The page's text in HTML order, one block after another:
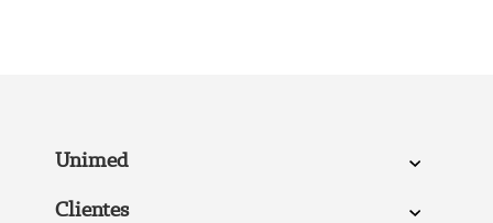
Unimed
Clientes